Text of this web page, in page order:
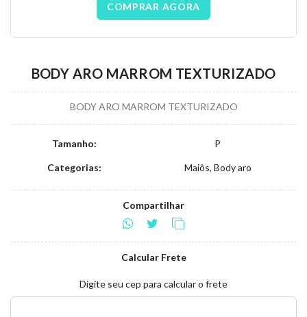
COMPRAR AGORA
BODY ARO MARROM TEXTURIZADO
BODY ARO MARROM TEXTURIZADO
Tamanho: P
Categorias: Maiôs, Body aro
Compartilhar
Calcular Frete
Digite seu cep para calcular o frete